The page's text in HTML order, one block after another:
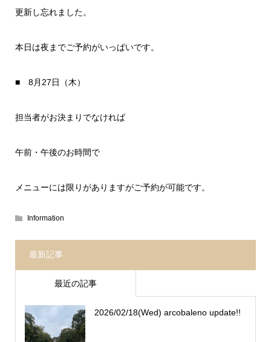
更新し忘れました。
本日は夜までご予約がいっぱいです。
■ 8月27日（木）
担当者がお決まりでなければ
午前・午後のお時間で
メニューには限りがありますがご予約が可能です。
Information
最新記事
最近の記事
2026/02/18(Wed) arcobaleno update!!